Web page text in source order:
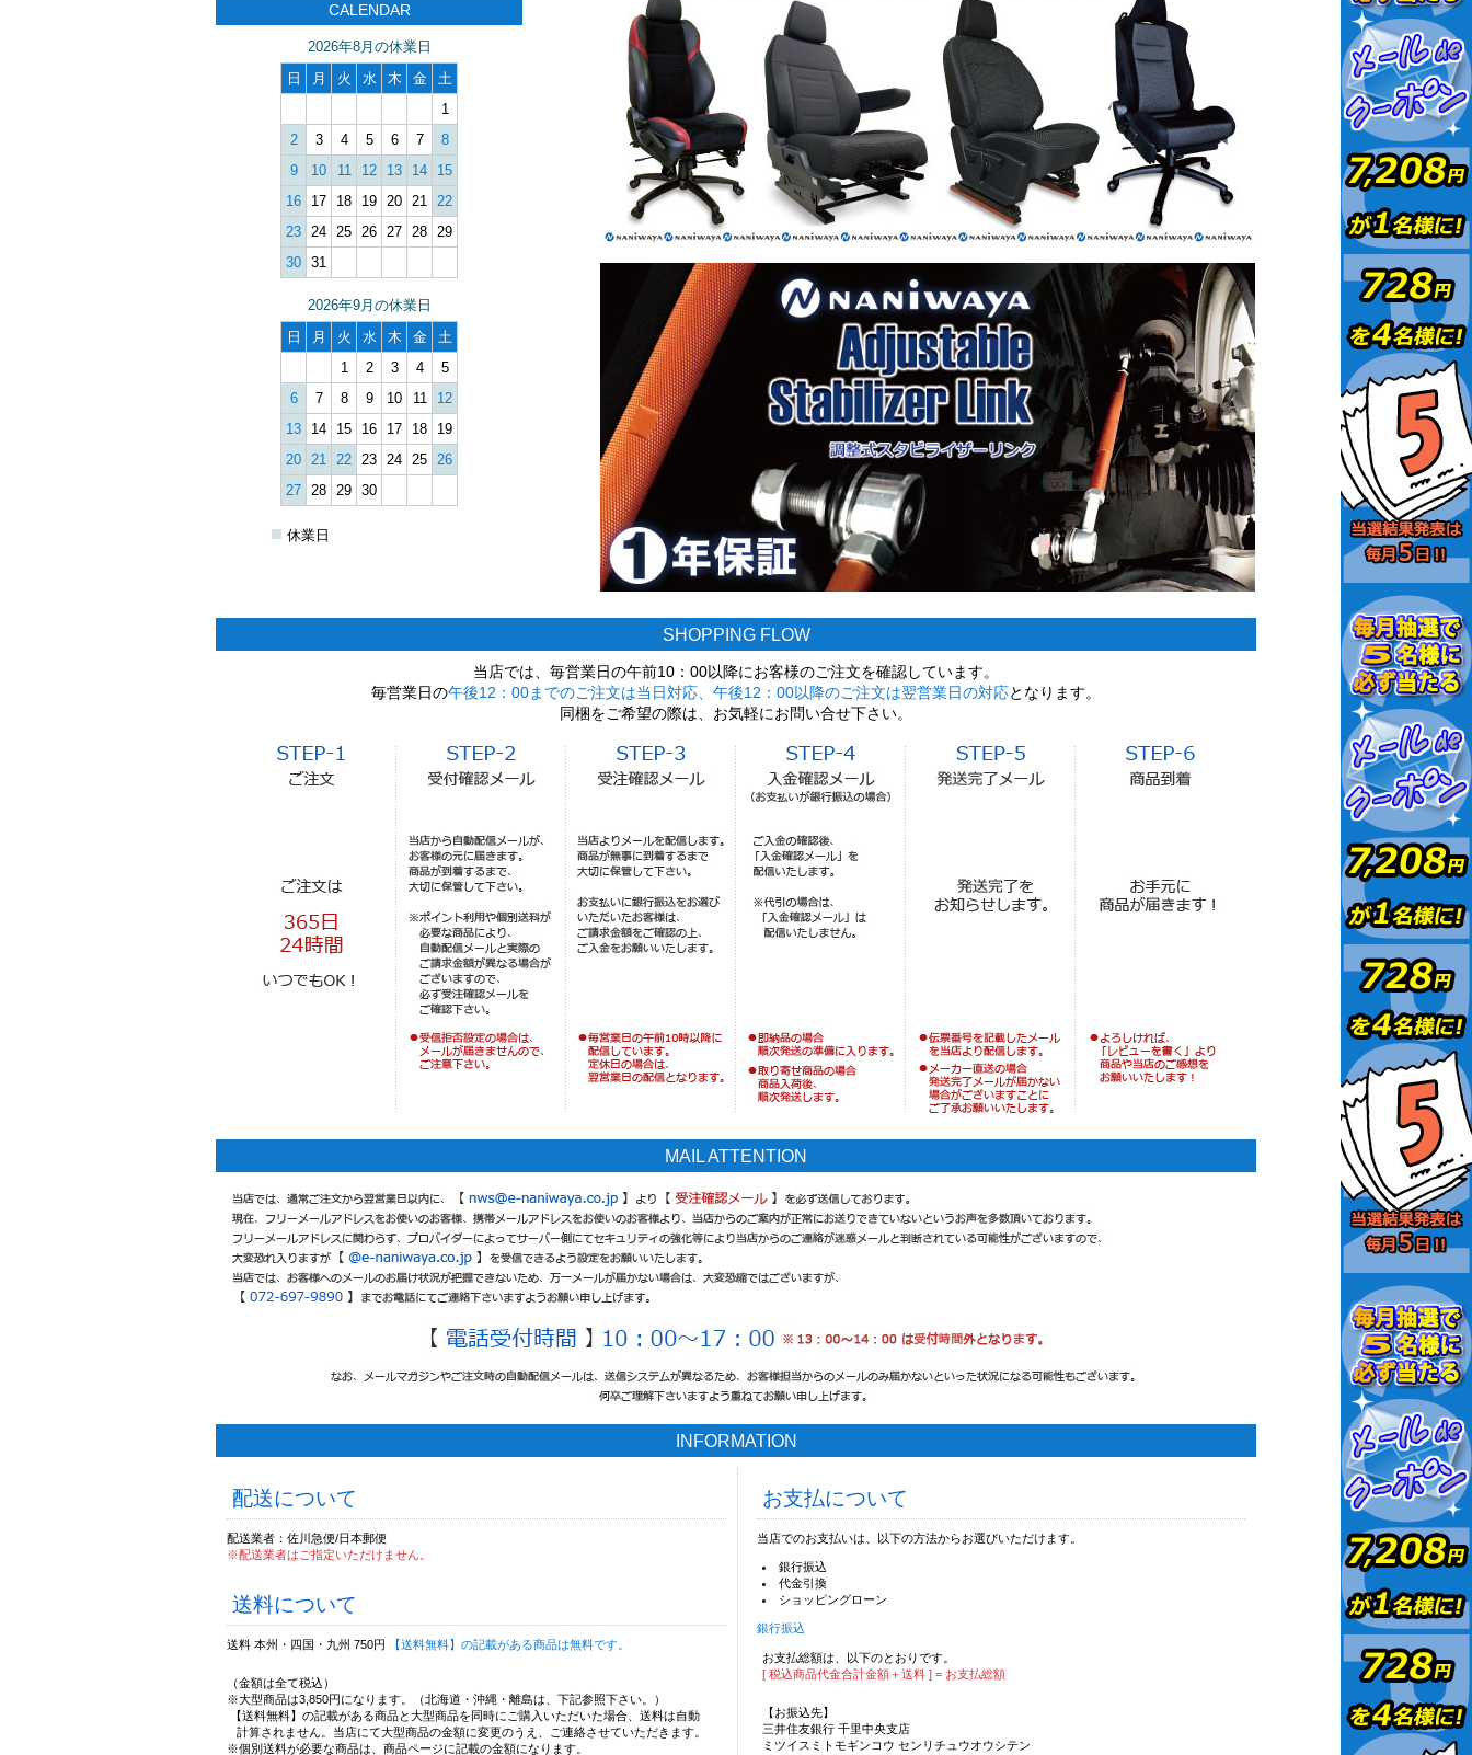
CALENDAR
2026年8月の休業日
日
月 火 水 木 金
土
1
2
3 4 5 6 7
8
9
10 11 12 13 14
15
16
17 18 19 20 21 22
23 24 25 26 27 28 29
30 31
2026年9月の休業日
日
月 火 水 木 金
土
1
2 3 4
5
6
7 8 9 10 11
12
13
14 15 16 17 18
19
20 21 22 23 24 25 26
27 28 29 30
■ 休業日
SHOPPING FLOW
当店では、毎営業日の午前10：00以降にお客様のご注文を確認しています。
毎営業日の午後12：00までのご注文は当日対応、午後12：00以降のご注文は翌営業日の対応となります。
同梱をご希望の際は、お気軽にお問い合せ下さい。
MAIL ATTENTION
INFORMATION
配送について
配送業者：佐川急便/日本郵便
※配送業者はご指定いただけません。
送料について
送料 本州・四国・九州 750円 【送料無料】の記載がある商品は無料です。
（金額は全て税込）
※大型商品は3,850円になります。（北海道・沖縄・離島は、下記参照下さい。）
【送料無料】の記載がある商品と大型商品を同時にご購入いただいた場合、送料は自動
計算されません。当店にて大型商品の金額に変更のうえ、ご連絡させていただきます。
※個別送料が必要な商品は、商品ページに記載の金額になります。
お支払について
当店でのお支払いは、以下の方法からお選びいただけます。
銀行振込
代金引換
ショッピングローン
銀行振込
お支払総額は、以下のとおりです。
[ 税込商品代金合計金額＋送料 ] = お支払総額
【お振込先】
三井住友銀行 千里中央支店
ミツイスミトモギンコウ センリチュウオウシテン